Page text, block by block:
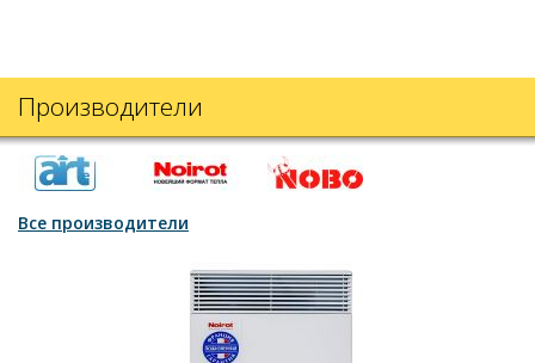
Производители
Все производители